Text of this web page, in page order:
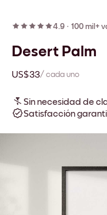
4.9 · 100 mil+
Desert Palm
US$33/ cada uno
Sin necesidad de
Satisfacción